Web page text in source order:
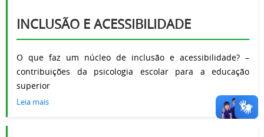
INCLUSÃO E ACESSIBILIDADE
O que faz um núcleo de inclusão e acessibilidade? –
contribuições da psicologia escolar para a educação
superior
Leia mais